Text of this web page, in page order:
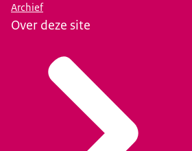
Archief
Over deze site